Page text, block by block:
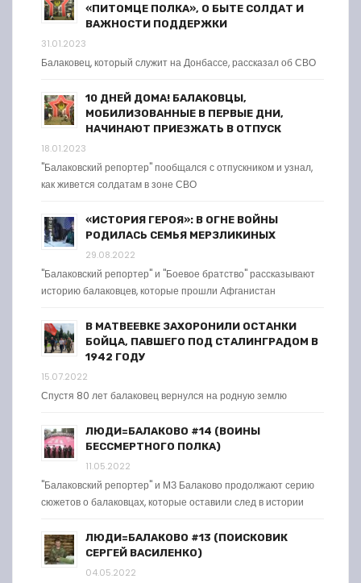
«ПИТОМЦЕ ПОЛКА», О БЫТЕ СОЛДАТ И
ВАЖНОСТИ ПОДДЕРЖКИ
31.01.2023
Балаковец, который служит на Донбассе, рассказал об СВО
10 ДНЕЙ ДОМА! БАЛАКОВЦЫ,
МОБИЛИЗОВАННЫЕ В ПЕРВЫЕ ДНИ,
НАЧИНАЮТ ПРИЕЗЖАТЬ В ОТПУСК
18.01.2023
"Балаковский репортер" пообщался с отпускником и узнал,
как живется солдатам в зоне СВО
«ИСТОРИЯ ГЕРОЯ»: В ОГНЕ ВОЙНЫ
РОДИЛАСЬ СЕМЬЯ МЕРЗЛИКИНЫХ
29.08.2022
"Балаковский репортер" и "Боевое братство" рассказывают
историю балаковцев, которые прошли Афганистан
В МАТВЕЕВКЕ ЗАХОРОНИЛИ ОСТАНКИ
БОЙЦА, ПАВШЕГО ПОД СТАЛИНГРАДОМ В
1942 ГОДУ
15.07.2022
Спустя 80 лет балаковец вернулся на родную землю
ЛЮДИ=БАЛАКОВО #14 (ВОИНЫ
БЕССМЕРТНОГО ПОЛКА)
11.05.2022
"Балаковский репортер" и МЗ Балаково продолжают серию
сюжетов о балаковцах, которые оставили след в истории
ЛЮДИ=БАЛАКОВО #13 (ПОИСКОВИК
СЕРГЕЙ ВАСИЛЕНКО)
04.05.2022